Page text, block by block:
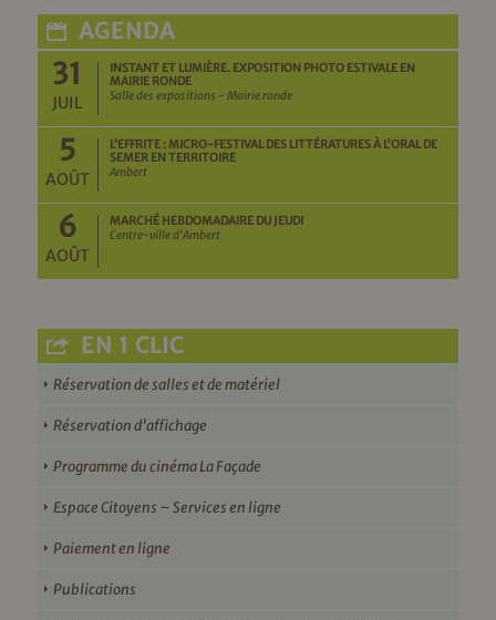
AGENDA
31
JUIL
INSTANT ET LUMIÈRE. EXPOSITION PHOTO ESTIVALE EN
MAIRIE RONDE
Salle des expositions - Mairie ronde
5
AOÛT
L’EFFRITE : MICRO-FESTIVAL DES LITTÉRATURES À L’ORAL DE
SEMER EN TERRITOIRE
Ambert
6
AOÛT
MARCHÉ HEBDOMADAIRE DU JEUDI
Centre-ville d'Ambert
EN 1 CLIC
Réservation de salles et de matériel
Réservation d’affichage
Programme du cinéma La Façade
Espace Citoyens – Services en ligne
Paiement en ligne
Publications